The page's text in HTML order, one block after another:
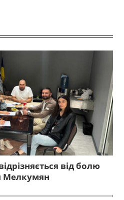
від болю
Мелкумян